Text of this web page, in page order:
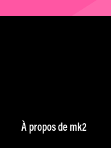
À propos de mk2